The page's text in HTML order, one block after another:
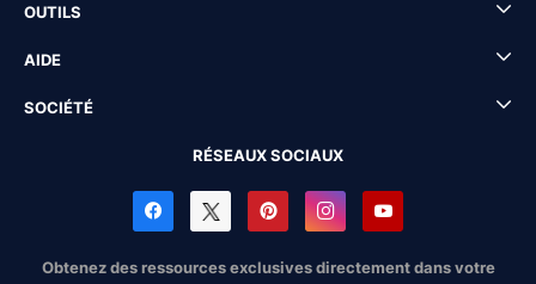
OUTILS
AIDE
SOCIÉTÉ
RÉSEAUX SOCIAUX
Obtenez des ressources exclusives directement dans votre